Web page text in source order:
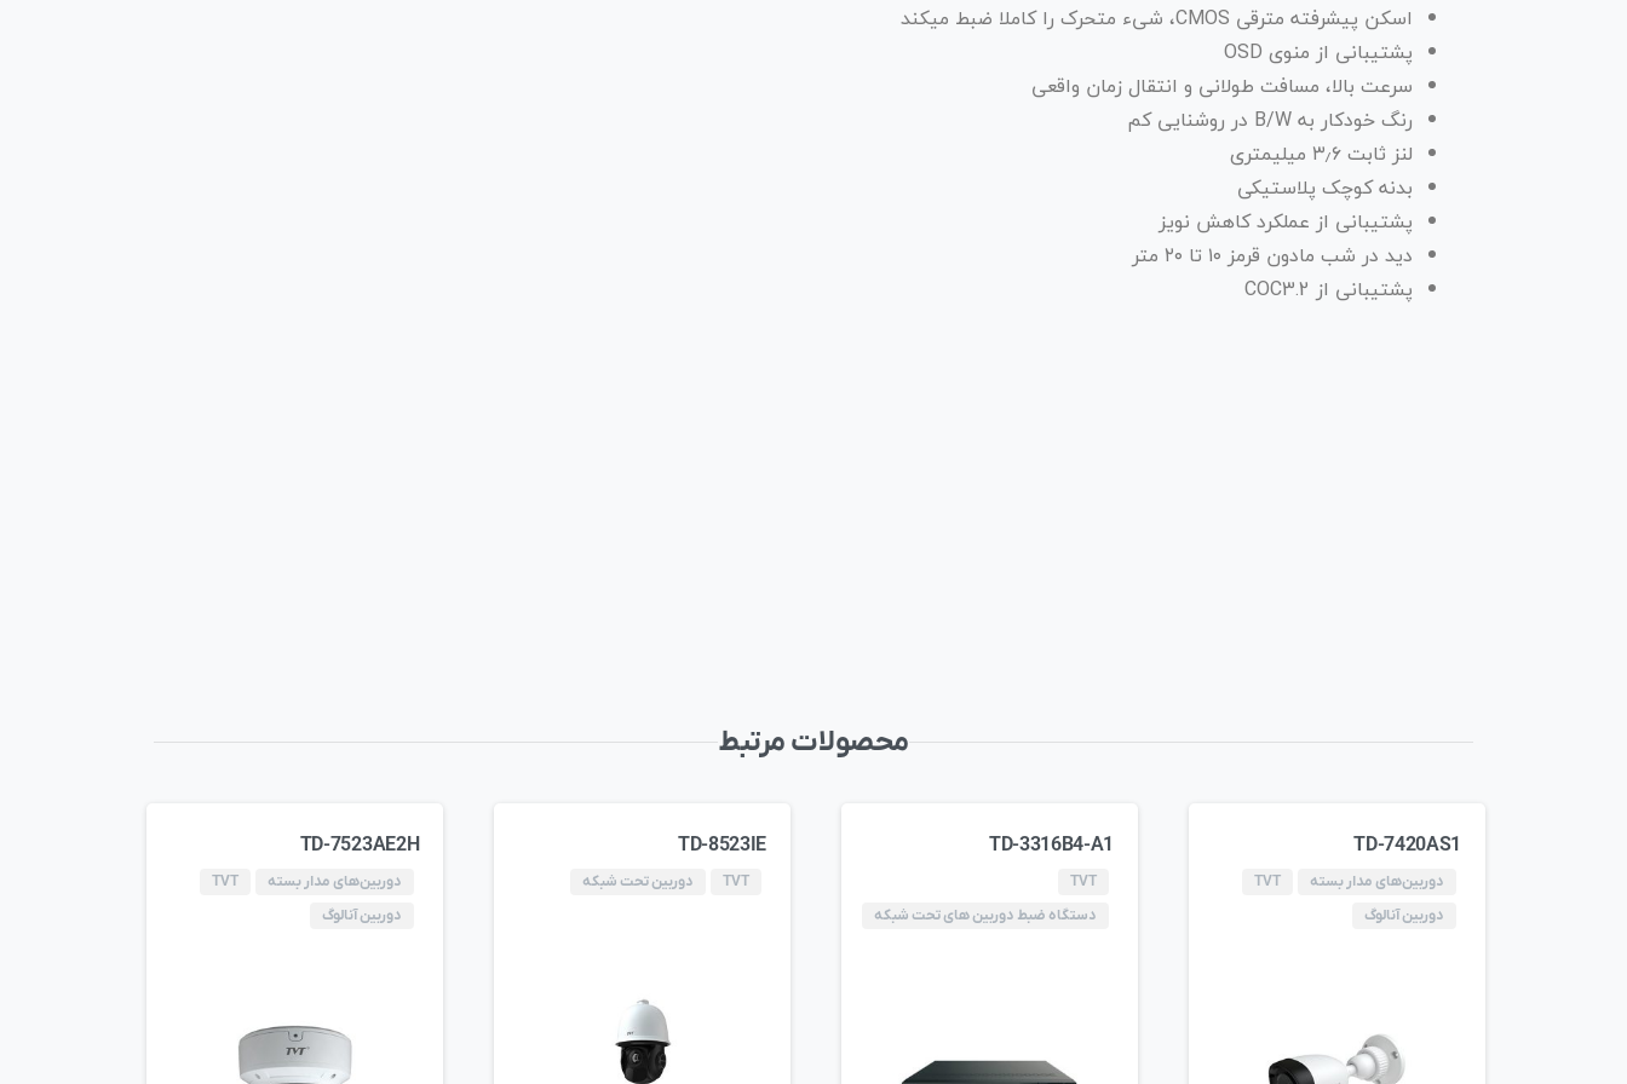
اسکن پیشرفته مترقی CMOS، شیء متحرک را کاملا ضبط میکند
پشتیبانی از منوی OSD
سرعت بالا، مسافت طولانی و انتقال زمان واقعی
رنگ خودکار به B/W در روشنایی کم
لنز ثابت ۳٫۶ میلیمتری
بدنه کوچک پلاستیکی
پشتیبانی از عملکرد کاهش نویز
دید در شب مادون قرمز ۱۰ تا ۲۰ متر
پشتیبانی از COC3.2
محصولات مرتبط
TD-7420AS1
دوربین‌های مدار بسته
TVT
دوربین آنالوگ
TD-3316B4-A1
TVT
دستگاه ضبط دوربین های تحت شبکه
TD-8523IE
TVT دوربین تحت شبکه
TD-7523AE2H
دوربین‌های مدار بسته
TVT
دوربین آنالوگ